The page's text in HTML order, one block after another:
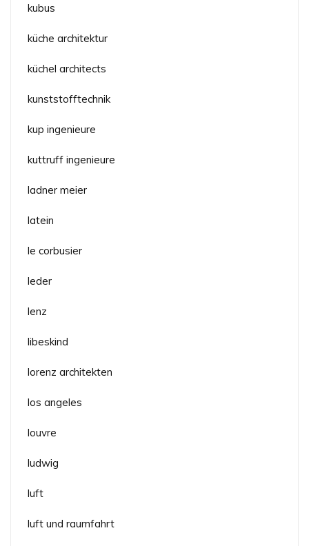
kubus
küche architektur
küchel architects
kunststofftechnik
kup ingenieure
kuttruff ingenieure
ladner meier
latein
le corbusier
leder
lenz
libeskind
lorenz architekten
los angeles
louvre
ludwig
luft
luft und raumfahrt